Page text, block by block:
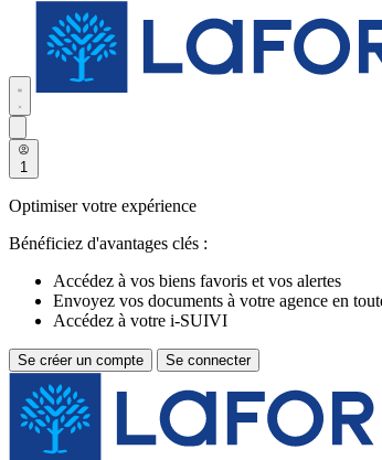
1
Optimiser votre expérience
Bénéficiez d'avantages clés :
Accédez à vos biens favoris et vos alertes
Envoyez vos documents à votre agence en
Accédez à votre i-SUIVI
Se créer un compte Se connecter